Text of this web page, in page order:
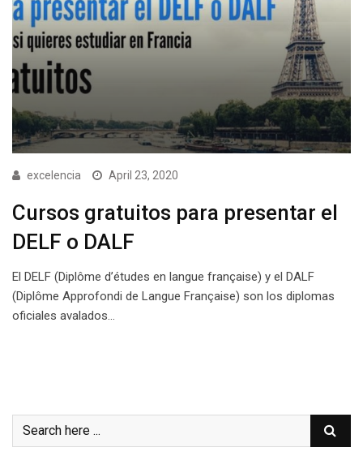
excelencia April 23, 2020
Cursos gratuitos para presentar el
DELF o DALF
El DELF (Diplôme d’études en langue française) y el DALF
(Diplôme Approfondi de Langue Française) son los diplomas
oficiales avalados…